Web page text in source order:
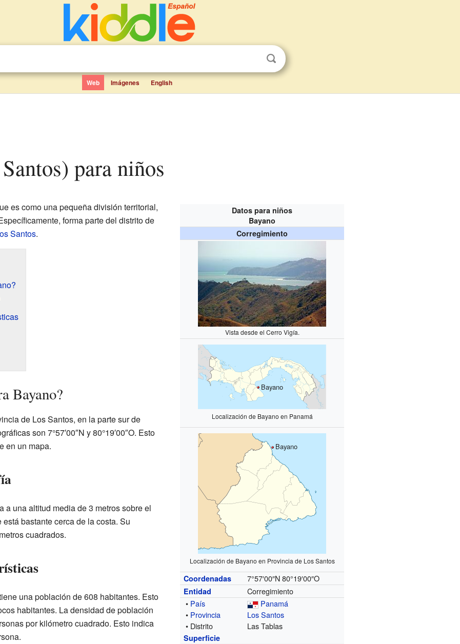
Web Imágenes English
Santos) para niños
Datos para niños
Bayano
Corregimiento
Vista desde el Cerro Vigía.
Bayano
Localización de Bayano en Panamá
Bayano
Localización de Bayano en Provincia de Los Santos
Coordenadas 7°57′00″N 80°19′00″O
Entidad
Corregimiento
• País
Panamá
• Provincia
Los Santos
• Distrito
Las Tablas
Superficie
es como una pequeña división territorial,
forma parte del distrito de
Santos.
Bayano?
de Los Santos, en la parte sur de
son 7°57′00″N y 80°19′00″O. Esto
en un mapa.
a una altitud media de 3 metros sobre el
bastante cerca de la costa. Su
cuadrados.
una población de 608 habitantes. Esto
habitantes. La densidad de población
por kilómetro cuadrado. Esto indica